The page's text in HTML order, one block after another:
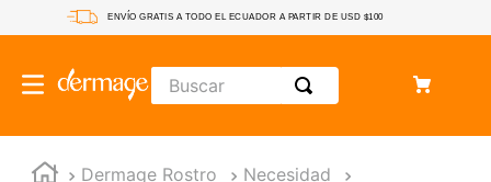
ENVÍO GRATIS A TODO EL ECUADOR A PARTIR DE USD $100
Buscar
Dermage Rostro
Necesidad